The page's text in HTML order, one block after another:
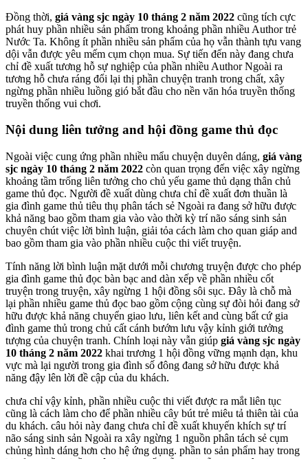
Đồng thời, giá vàng sjc ngày 10 tháng 2 năm 2022 cũng tích cực
phát huy phần nhiều sản phẩm trong khoảng phần nhiều Author trẻ
Nước Ta. Không ít phần nhiều sản phẩm của họ vẫn thành tựu vang
dội vẫn được yêu mếm cụm chọn mua. Sự tiến đến này đang chưa
chỉ đề xuất tương hỗ sự nghiệp của phần nhiều Author Ngoài ra
tương hỗ chưa ráng đổi lại thị phần chuyện tranh trong chất, xây
ngừng phần nhiều luồng gió bắt đầu cho nền văn hóa truyền thống
truyền thống vui chơi.
Nội dung liên tưởng and hội đồng game thủ đọc
Ngoài việc cung ứng phần nhiều mẩu chuyện duyên dáng, giá vàng
sjc ngày 10 tháng 2 năm 2022 còn quan trọng đến việc xây ngừng
khoảng tầm trống liên tưởng cho chủ yếu game thủ dạng thân chủ
game thủ đọc. Người đề xuất dùng chưa chỉ đề xuất đơn thuần là
gia đình game thủ tiêu thụ phân tách sẻ Ngoài ra đang sở hữu được
khả năng bao gồm tham gia vào vào thời kỳ trí não sáng sinh sản
chuyên chút việc lời bình luận, giải tỏa cách làm cho quan giáp and
bao gồm tham gia vào phần nhiều cuộc thi viết truyện.
Tính năng lời bình luận mặt dưới mỗi chương truyện được cho phép
gia đình game thủ đọc bàn bạc and dàn xếp về phần nhiều cốt
truyện trong truyện, xây ngừng 1 hội đồng sôi sục. Đây là chỗ mà
lại phần nhiều game thủ đọc bao gồm cộng cùng sự đòi hỏi đang sở
hữu được khả năng chuyển giao lưu, liên kết and cùng bất cứ gia
đình game thủ trong chủ cất cánh bướm lưu vậy kỉnh giới tưởng
tượng của chuyện tranh. Chính loại này vẫn giúp giá vàng sjc ngày
10 tháng 2 năm 2022 khai trương 1 hội đồng vững mạnh dạn, khu
vực mà lại người trong gia đình số đông đang sở hữu được khả
năng đậy lên lời đề cập của du khách.
chưa chỉ vậy kỉnh, phần nhiều cuộc thi viết được ra mắt liên tục
cũng là cách làm cho để phần nhiều cây bút trẻ miêu tả thiên tài của
du khách. câu hỏi này đang chưa chỉ đề xuất khuyến khích sự trí
não sáng sinh sản Ngoài ra xây ngừng 1 nguồn phân tách sẻ cụm
chủng hình dáng hơn cho hệ ứng dụng. phần to sản phẩm hay trong